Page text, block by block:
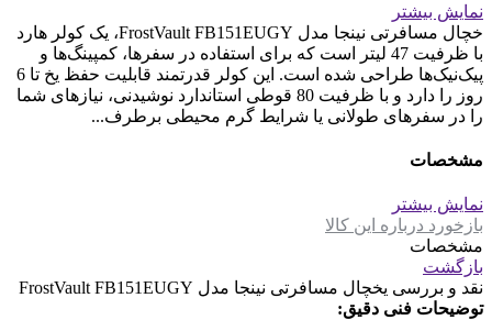
نمایش بیشتر
خچال مسافرتی نینجا مدل FrostVault FB151EUGY، یک کولر هارد
با ظرفیت 47 لیتر است که برای استفاده در سفرها، کمپینگ‌ها و
پیک‌نیک‌ها طراحی شده است. این کولر قدرتمند قابلیت حفظ یخ تا 6
روز را دارد و با ظرفیت 80 قوطی استاندارد نوشیدنی، نیازهای شما
را در سفرهای طولانی یا شرایط گرم محیطی برطرف...
مشخصات
نمایش بیشتر
بازخورد درباره این کالا
مشخصات
بازگشت
نقد و بررسی یخچال مسافرتی نینجا مدل FrostVault FB151EUGY
توضیحات فنی دقیق: